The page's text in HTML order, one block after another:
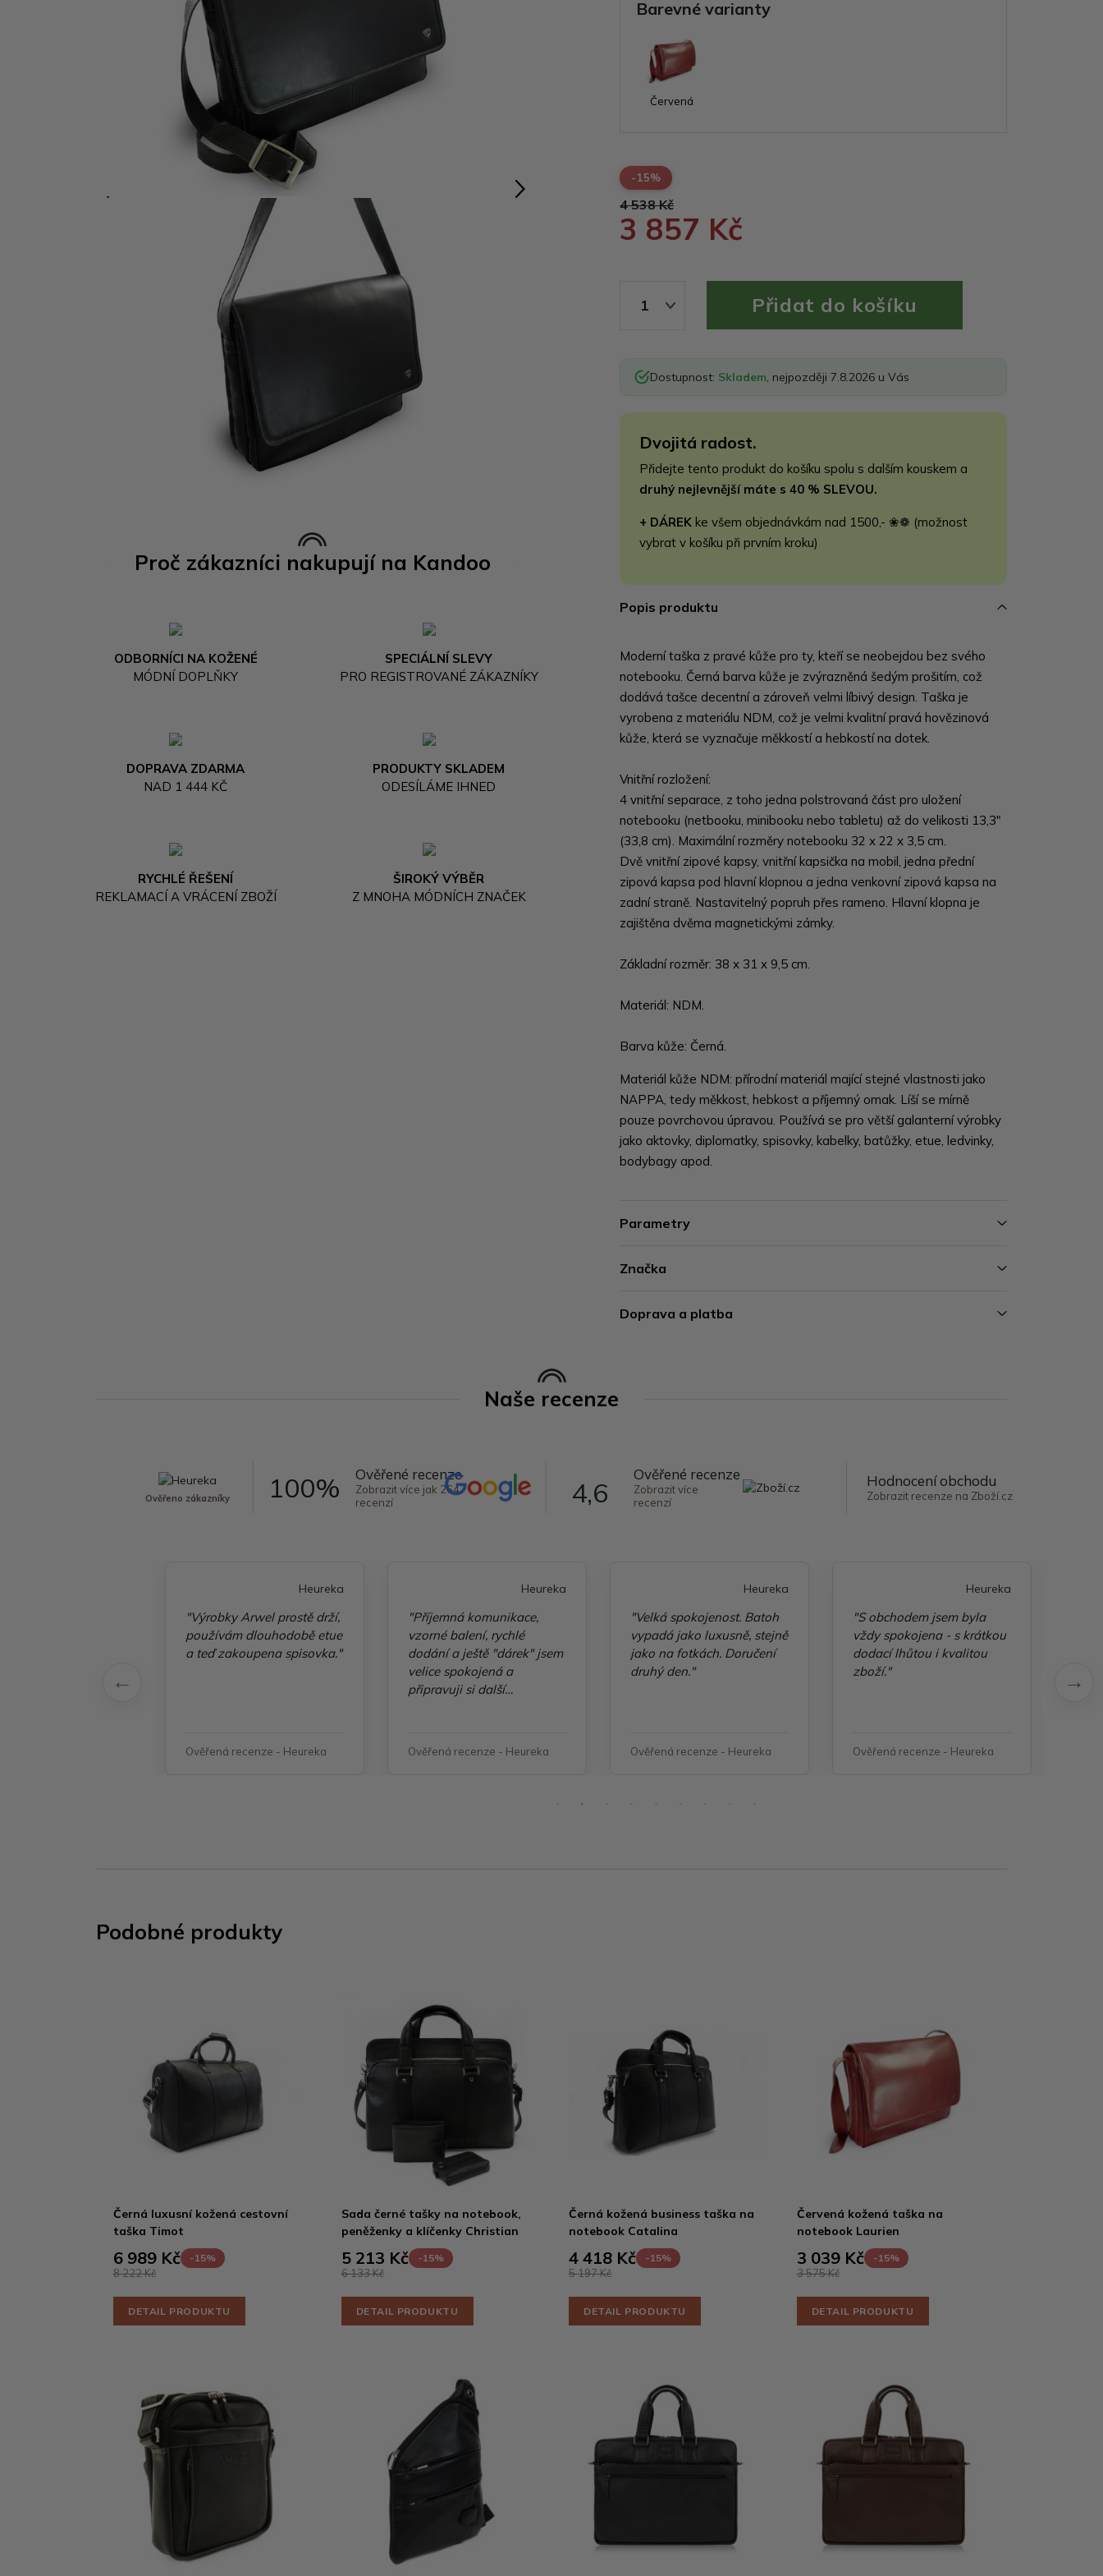
Proč zákazníci nakupují na Kandoo
ODBORNÍCI NA KOŽENÉ
MÓDNÍ DOPLŇKY
SPECIÁLNÍ SLEVY
PRO REGISTROVANÉ ZÁKAZNÍKY
DOPRAVA ZDARMA
NAD 1 444 KČ
PRODUKTY SKLADEM
ODESÍLÁME IHNED
RYCHLÉ ŘEŠENÍ
REKLAMACÍ A VRÁCENÍ ZBOŽÍ
ŠIROKÝ VÝBĚR
Z MNOHA MÓDNÍCH ZNAČEK
Barevné varianty
Červená
-15%
4 538 Kč
3 857 Kč
1
Dostupnost: Skladem , nejpozději 7.8.2026 u Vás
Dvojitá radost.
Přidejte tento produkt do košíku spolu s dalším kouskem a
druhý nejlevnější máte s 40 % SLEVOU.
+ DÁREK ke všem objednávkám nad 1500,- ❀❁ (možnost
vybrat v košíku při prvním kroku)
Popis produktu
Moderní taška z pravé kůže pro ty, kteří se neobejdou bez svého
notebooku. Černá barva kůže je zvýrazněná šedým prošitím, což
dodává tašce decentní a zároveň velmi líbivý design. Taška je
vyrobena z materiálu NDM, což je velmi kvalitní pravá hovězinová
kůže, která se vyznačuje měkkostí a hebkostí na dotek.
Vnitřní rozložení:
4 vnitřní separace, z toho jedna polstrovaná část pro uložení
notebooku (netbooku, minibooku nebo tabletu) až do velikosti 13,3"
(33,8 cm). Maximální rozměry notebooku 32 x 22 x 3,5 cm.
Dvě vnitřní zipové kapsy, vnitřní kapsička na mobil, jedna přední
zipová kapsa pod hlavní klopnou a jedna venkovní zipová kapsa na
zadní straně. Nastavitelný popruh přes rameno. Hlavní klopna je
zajištěna dvěma magnetickými zámky.
Základní rozměr: 38 x 31 x 9,5 cm.
Materiál: NDM.
Barva kůže: Černá.
Materiál kůže NDM: přírodní materiál mající stejné vlastnosti jako
NAPPA, tedy měkkost, hebkost a příjemný omak. Líší se mírně
pouze povrchovou úpravou. Používá se pro větší galanterní výrobky
jako aktovky, diplomatky, spisovky, kabelky, batůžky, etue, ledvinky,
bodybagy apod.
Parametry
Značka
Doprava a platba
Naše recenze
Ověřeno zákazníky 100% Ověřené recenze
Zobrazit více jak 264
recenzí
4,6
Ověřené recenze
Zobrazit více
recenzí
Hodnocení obchodu
Zobrazit recenze na Zboží.cz
Heureka
"Výrobky Arwel prostě drží,
používám dlouhodobě etue
a teď zakoupena spisovka."
Ověřená recenze - Heureka
Heureka
"Příjemná komunikace,
vzorné balení, rychlé
dodání a ještě "dárek" jsem
velice spokojená a
připravuji si další
Ověřená recenze - Heureka
Heureka
"Velká spokojenost. Batoh
vypadá jako luxusně, stejně
jako na fotkách. Doručení
druhý den."
Ověřená recenze - Heureka
Heureka
"S obchodem jsem byla
vždy spokojena - s krátkou
dodací lhůtou i kvalitou
zboží."
Ověřená recenze - Heureka
Podobné produkty
Černá luxusní kožená cestovní
taška Timot
6 989 Kč -15%
8 222 Kč
DETAIL PRODUKTU
Sada černé tašky na notebook,
peněženky a klíčenky Christian
5 213 Kč -15%
6 133 Kč
DETAIL PRODUKTU
Černá kožená business taška na
notebook Catalina
4 418 Kč -15%
5 197 Kč
DETAIL PRODUKTU
Červená kožená taška na
notebook Laurien
3 039 Kč -15%
3 575 Kč
DETAIL PRODUKTU